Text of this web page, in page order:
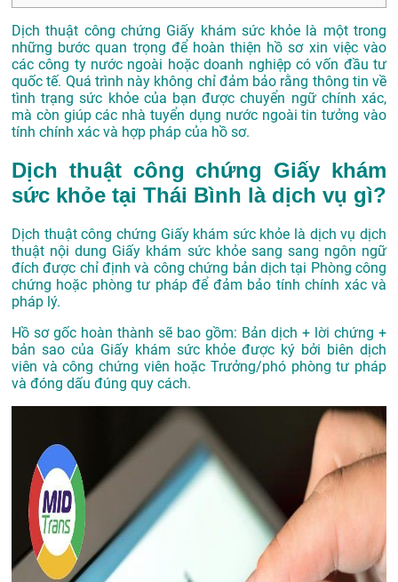
Dịch thuật công chứng Giấy khám sức khỏe là một trong
những bước quan trọng để hoàn thiện hồ sơ xin việc vào
các công ty nước ngoài hoặc doanh nghiệp có vốn đầu tư
quốc tế. Quá trình này không chỉ đảm bảo rằng thông tin về
tình trạng sức khỏe của bạn được chuyển ngữ chính xác,
mà còn giúp các nhà tuyển dụng nước ngoài tin tưởng vào
tính chính xác và hợp pháp của hồ sơ.
Dịch thuật công chứng Giấy khám
sức khỏe tại Thái Bình là dịch vụ gì?
Dịch thuật công chứng Giấy khám sức khỏe là dịch vụ dịch
thuật nội dung Giấy khám sức khỏe sang sang ngôn ngữ
đích được chỉ định và công chứng bản dịch tại Phòng công
chứng hoặc phòng tư pháp để đảm bảo tính chính xác và
pháp lý.
Hồ sơ gốc hoàn thành sẽ bao gồm: Bản dịch + lời chứng +
bản sao của Giấy khám sức khỏe được ký bởi biên dịch
viên và công chứng viên hoặc Trưởng/phó phòng tư pháp
và đóng dấu đúng quy cách.